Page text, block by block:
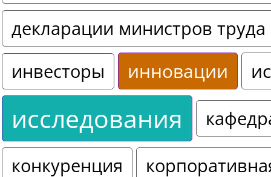
декларации министров труда
инвесторы
инновации
исследования
конкуренция